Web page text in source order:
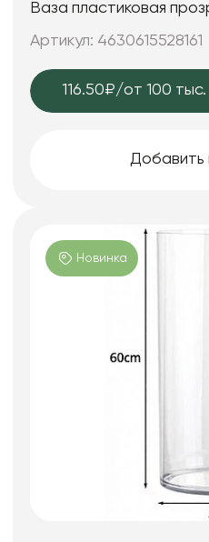
Ваза пластиковая
Артикул: 4630615528161
116.50₽/от 100 тыс.
Добавить
Новинка